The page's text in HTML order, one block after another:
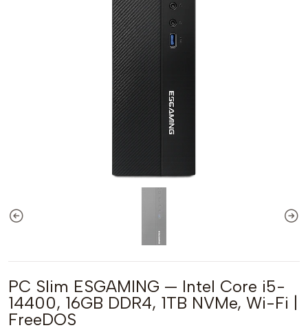
PC Slim ESGAMING — Intel Core i5-
14400, 16GB DDR4, 1TB NVMe, Wi-Fi |
FreeDOS